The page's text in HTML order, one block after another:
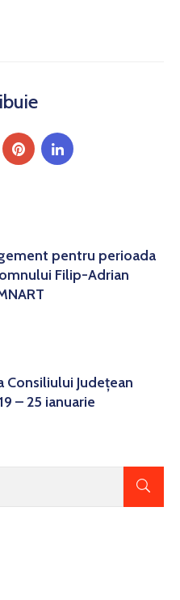
pentru perioada
Filip-Adrian
Județean
– 25 ianuarie